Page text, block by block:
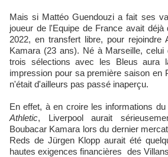
Mais si Mattéo Guendouzi a fait ses
joueur de l'Equipe de France avait
2022, en transfert libre, pour rejoindre
Kamara (23 ans). Né à Marseille, celui
trois sélections avec les Bleus aura
impression pour sa première saison en
n'était d'ailleurs pas passé inaperçu.
En effet, à en croire les informations du
Athletic, Liverpool aurait
Boubacar Kamara lors du dernier
Reds de Jürgen Klopp aurait été
hautes exigences financières des